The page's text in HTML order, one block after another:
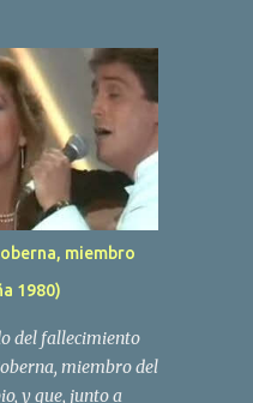
vocalista en la
Saizar, la que ha
al publico a traves
en Tolosa en
en la
conoció al
Villar,
a la
atreverse a dar
propia Amaia
de Trigo
miembro
1980)
del fallecimiento
miembro del
y que, junto a